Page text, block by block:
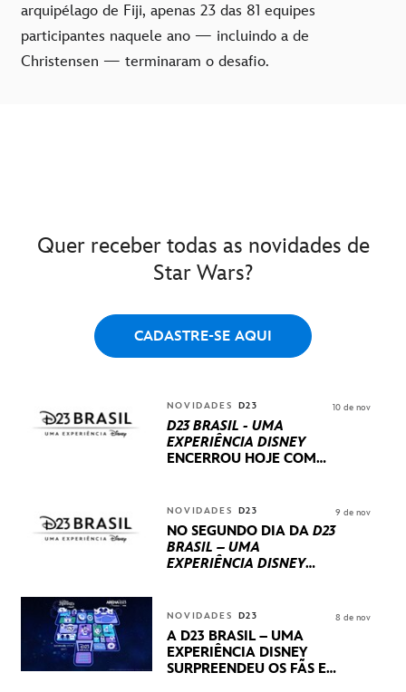
arquipélago de Fiji, apenas 23 das 81 equipes
participantes naquele ano — incluindo a de
Christensen — terminaram o desafio.
Quer receber todas as novidades de
Star Wars?
CADASTRE-SE AQUI
NOVIDADES D23
D23 BRASIL - UMA
EXPERIÊNCIA DISNEY
ENCERROU HOJE COM
INTERNACIONAIS E
PRODUÇÕES BRASILEIRAS
10 de nov
NOVIDADES D23
NO SEGUNDO DIA DA D23
BRASIL – UMA
EXPERIÊNCIA DISNEY
STUDIOS REVELARAM
PRÉVIAS E NOVIDADES
DOS SEUS PRÓXIMOS
LANÇAMENTOS
9 de nov
NOVIDADES D23
A D23 BRASIL – UMA
EXPERIÊNCIA DISNEY
SURPREENDEU OS FÃS EM
8 de nov